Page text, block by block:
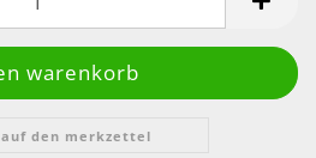
auf den merkzettel